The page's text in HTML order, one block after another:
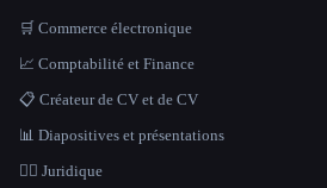
🛒 Commerce électronique
📈 Comptabilité et Finance
📋 Créateur de CV et de CV
📊 Diapositives et présentations
👩‍⚖️ Juridique